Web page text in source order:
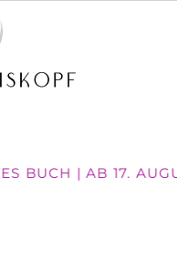
BUCH | AB 17.